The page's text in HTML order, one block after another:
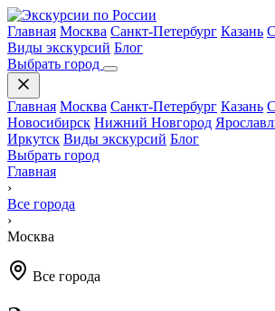
Главная Москва Санкт-Петербург Казань
Виды экскурсий Блог
Выбрать город
Главная Москва Санкт-Петербург Казань
Новосибирск Нижний Новгород
Иркутск Виды экскурсий Блог
Выбрать город
Главная
›
Все города
›
Москва
Все города